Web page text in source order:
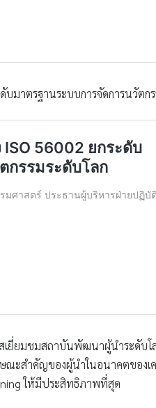
บมาตรฐานระบบการจัดการนวัตก
ยี่ยมชมสถาบันพัฒนาผู้นำระดับโ
ณะสำคัญของผู้นำในอนาคตของ
ให้มีประสิทธิภาพที่สุด